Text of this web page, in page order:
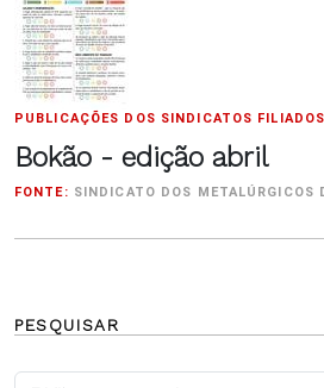
PUBLICAÇÕES DOS SINDICATOS FILIADOS
Bokão - edição abril
FONTE: SINDICATO DOS METALÚRGICOS
PESQUISAR